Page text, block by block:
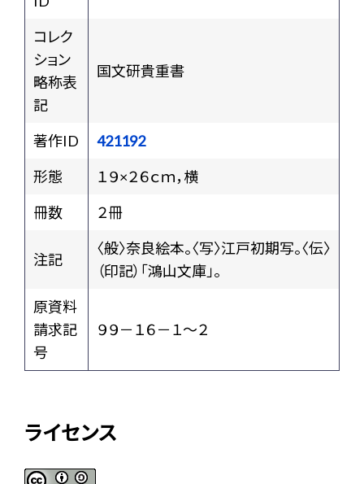
コレク
ション
略称表
記
国文研貴重書
著作ID
421192
形態
１９×２６ｃｍ，横
冊数
２冊
注記
〈般〉奈良絵本。〈写〉江戸初期写。〈伝〉
（印記）「鴻山文庫」。
原資料
請求記
号
９９－１６－１～２
ライセンス